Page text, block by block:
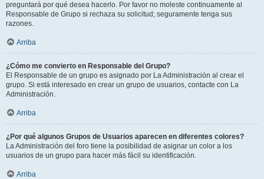
preguntará por qué desea hacerlo. Por favor no moleste continuamente al
Responsable de Grupo si rechaza su solicitud; seguramente tenga sus
razones.
Arriba
¿Cómo me convierto en Responsable del Grupo?
El Responsable de un grupo es asignado por La Administración al crear el
grupo. Si está interesado en crear un grupo de usuarios, contacte con La
Administración.
Arriba
¿Por qué algunos Grupos de Usuarios aparecen en diferentes colores?
La Administración del foro tiene la posibilidad de asignar un color a los
usuarios de un grupo para hacer más fácil su identificación.
Arriba